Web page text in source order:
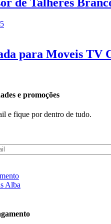
para Moveis TV
e promoções
e fique por dentro de tudo.
Alba